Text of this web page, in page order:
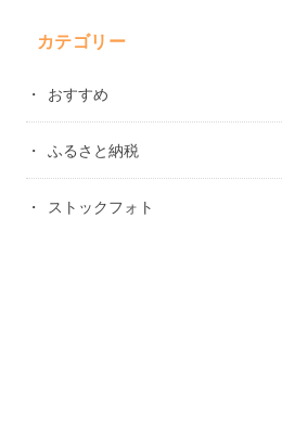
カテゴリー
おすすめ
ふるさと納税
ストックフォト